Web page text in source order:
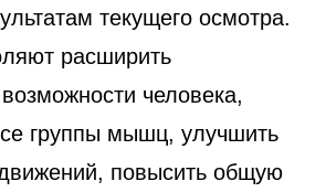
текущего осмотра.
расширить
человека,
группы мышц, улучшить
повысить общую